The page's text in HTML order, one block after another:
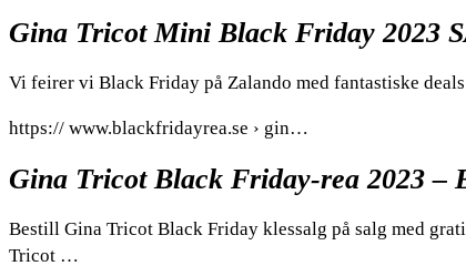
Gina Tricot Mini Black Friday 2023
Vi feirer vi Black Friday på Zalando med fantastiske
https:// www.blackfridayrea.se › gin…
Gina Tricot Black Friday-rea 2023 –
Bestill Gina Tricot Black Friday klessalg på salg med
Tricot …